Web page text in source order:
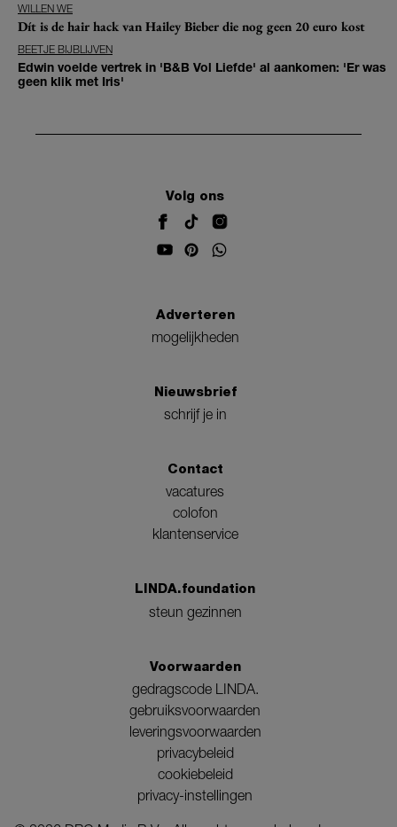
WILLEN WE
Dít is de hair hack van Hailey Bieber die nog geen 20 euro kost
BEETJE BIJBLIJVEN
Edwin voelde vertrek in 'B&B Vol Liefde' al aankomen: 'Er was
geen klik met Iris'
Volg ons
Adverteren
mogelijkheden
Nieuwsbrief
schrijf je in
Contact
vacatures
colofon
klantenservice
LINDA.foundation
steun gezinnen
Voorwaarden
gedragscode LINDA.
gebruiksvoorwaarden
leveringsvoorwaarden
privacybeleid
cookiebeleid
privacy-instellingen